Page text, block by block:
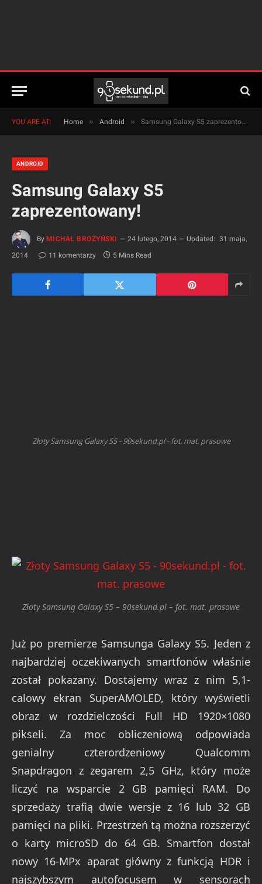
YOU ARE AT: Home » Android » Samsung Galaxy S5 zaprezentowany!
ANDROID
Samsung Galaxy S5
zaprezentowany!
By MICHAŁ BROŻYŃSKI 24 lutego, 2014 Updated: 31 maja,
2014
11 komentarzy 5 Mins Read
Złoty Samsung Galaxy S5 - 90sekund.pl - fot. mat. prasowe
Złoty Samsung Galaxy S5 – 90sekund.pl – fot. mat. prasowe
Już po premierze Samsunga Galaxy S5. Jeden z
najbardziej oczekiwanych smartfonów właśnie
został pokazany. Dostajemy wraz z nim 5,1-
calowy ekran SuperAMOLED, który wyświetli
obraz w rozdzielczości Full HD 1920×1080
pikseli. Za moc obliczeniową odpowiada
genialny czterordzeniowy Qualcomm
Snapdragon z zegarem 2,5 GHz, który może
liczyć na wsparcie 2 GB pamięci RAM. Do
sprzedaży trafią dwie wersje z 16 lub 32 GB
pamięci na pliki. Przestrzeń tą można rozszerzyć
o karty microSD do 64 GB. Smartfon dostał
nowy 16-MPx aparat główny z funkcją HDR i
najszybszym autofocusem w sensorach